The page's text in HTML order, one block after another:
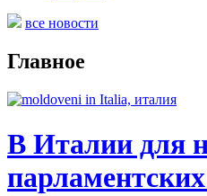
все новости
Главное
В Италии для